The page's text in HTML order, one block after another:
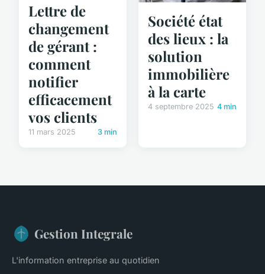
Lettre de
changement
de gérant :
comment
notifier
efficacement
vos clients
11 mars 2025 3 min
Société état
des lieux : la
solution
immobilière
à la carte
4 septembre 2025 4 min
Gestion Integrale
L'information entreprise au quotidien